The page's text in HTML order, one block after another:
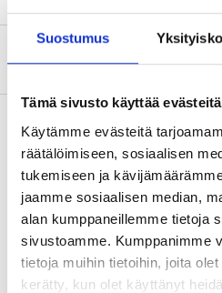
Suostumus
Tämä sivusto käyttää evästeitä
Käytämme evästeitä
räätälöimiseen, sosiaalisen
tukemiseen ja
jaamme sosiaalisen median,
alan kumppaneillemme tietoja
sivustoamme. Kumppanimme
tietoja muihin tietoihin, joita
kerätty, kun olet käyttänyt
Om tillverkaren
H1 12V
35-61
Sockel: H1
Finns i lager i3
Säljs online